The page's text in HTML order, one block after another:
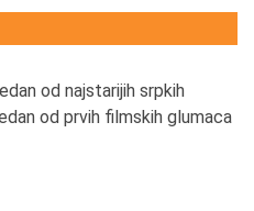
od najstarijih srpkih
od prvih filmskih glumaca